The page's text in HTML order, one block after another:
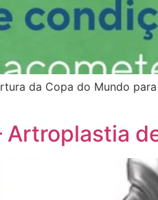
da Copa do Mundo
Artroplastia